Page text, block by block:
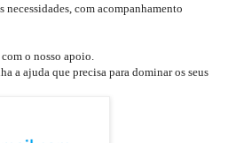
com acompanhamento
o nosso apoio.
a ajuda que precisa para dominar os seus